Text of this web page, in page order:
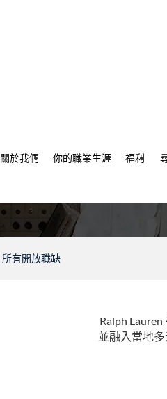
關於我們 你的職業生涯 福利
所有開放職缺
Ralph
並融入當地